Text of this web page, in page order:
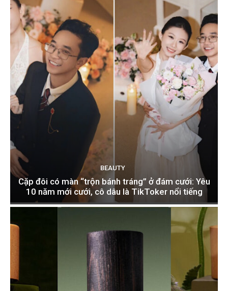
BEAUTY
Cặp đôi có màn “trộn bánh tráng” ở đám cưới: Yêu
10 năm mới cưới, cô dâu là TikToker nổi tiếng